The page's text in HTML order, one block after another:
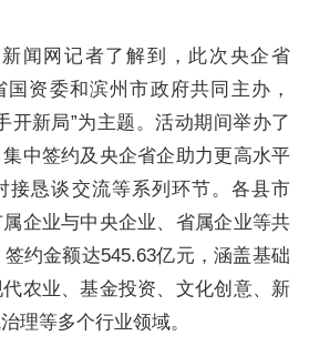
闻网记者了解到，此次央企省
国资委和滨州市政府共同主办，
开新局”为主题。活动期间举办了
中签约及央企省企助力更高水平
接恳谈交流等系列环节。各县市
企业与中央企业、省属企业等共
约金额达545.63亿元，涵盖基础
农业、基金投资、文化创意、新
理等多个行业领域。